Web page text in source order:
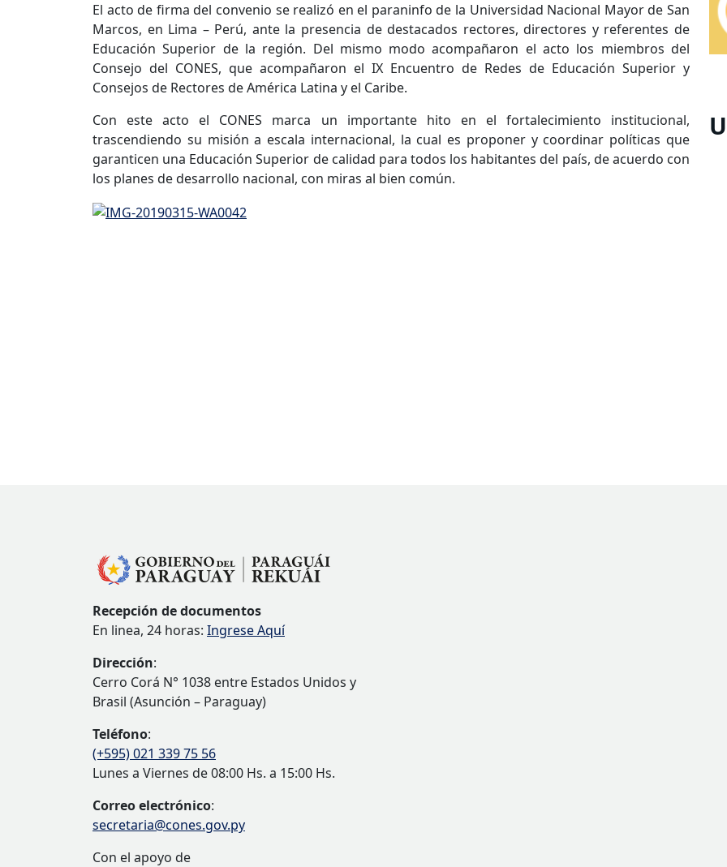
El acto de firma del convenio se realizó en el paraninfo de la Universidad Nacional Mayor de San
Marcos, en Lima – Perú, ante la presencia de destacados rectores, directores y referentes de
Educación Superior de la región. Del mismo modo acompañaron el acto los miembros del
Consejo del CONES, que acompañaron el IX Encuentro de Redes de Educación Superior y
Consejos de Rectores de América Latina y el Caribe.
Con este acto el CONES marca un importante hito en el fortalecimiento institucional,
trascendiendo su misión a escala internacional, la cual es proponer y coordinar políticas que
garanticen una Educación Superior de calidad para todos los habitantes del país, de acuerdo con
los planes de desarrollo nacional, con miras al bien común.
Recepción de documentos
En linea, 24 horas: Ingrese Aquí
Dirección:
Cerro Corá N° 1038 entre Estados Unidos y
Brasil (Asunción – Paraguay)
Teléfono:
(+595) 021 339 75 56
Lunes a Viernes de 08:00 Hs. a 15:00 Hs.
Correo electrónico:
secretaria@cones.gov.py
Con el apoyo de